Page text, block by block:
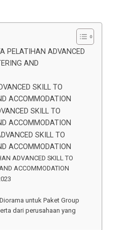
PELATIHAN ADVANCED
AND
SKILL TO
ACCOMMODATION
SKILL TO
ACCOMMODATION
SKILL TO
ACCOMMODATION
ADVANCED SKILL TO
ACCOMMODATION
untuk Paket Group
dari perusahaan yang